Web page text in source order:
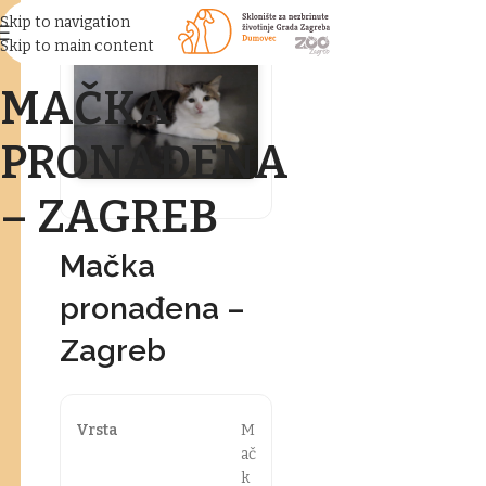
Skip to navigation
Skip to main content
MAČKA
PRONAĐENA
– ZAGREB
Mačka
pronađena –
Zagreb
Vrsta
M
ač
k